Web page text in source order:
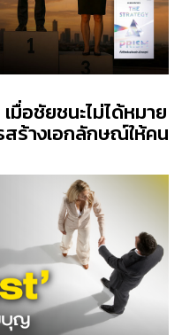
มื่อชัยชนะไม่ได้หมาย
ร้างเอกลักษณ์ให้คน